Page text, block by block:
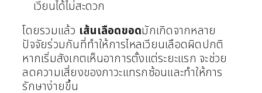
เวียนได้ไม่สะดวก
โดยรวมแล้ว เส้นเลือดขอดมักเกิดจากหลาย
ปัจจัยร่วมกันที่ทำให้การไหลเวียนเลือดผิดปกติ
หากเริ่มสังเกตเห็นอาการตั้งแต่ระยะแรก จะช่วย
ลดความเสี่ยงของภาวะแทรกซ้อนและทำให้การ
รักษาง่ายขึ้น